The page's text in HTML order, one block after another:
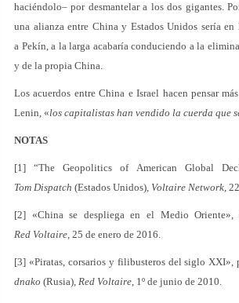
haciéndolo– por desmantelar a los dos gigantes.
una alianza entre China y Estados Unidos sería
a Pekín, a la larga acabaría conduciendo a la
y de la propia China.
Los acuerdos entre China e Israel hacen pensar
Lenin, «los capitalistas han vendido la cuerda que
NOTAS
[1] “The Geopolitics of American Global
Tom Dispatch (Estados Unidos), Voltaire Network,
[2] «China se despliega en el Medio Oriente»,
Red Voltaire, 25 de enero de 2016.
[3] «Piratas, corsarios y filibusteros del siglo XXI»,
dnako (Rusia), Red Voltaire, 1º de junio de 2010.